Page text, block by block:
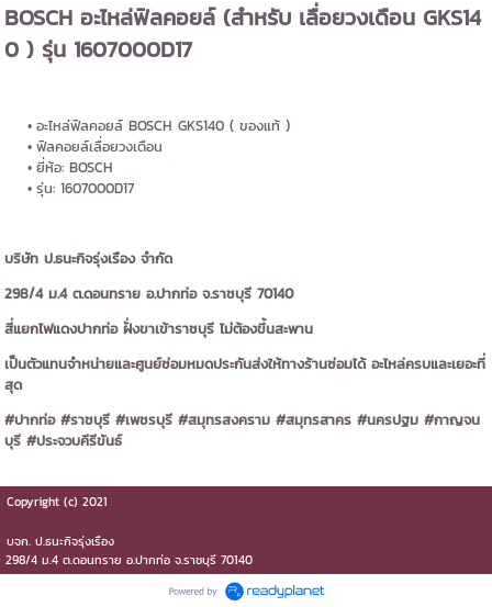
BOSCH อะไหล่ฟิลคอยล์ (สำหรับ เลื่อยวงเดือน GKS14
0 ) รุ่น 1607000D17
อะไหล่ฟิลคอยล์ BOSCH GKS140 ( ของแท้ )
ฟิลคอยล์เลื่อยวงเดือน
ยี่ห้อ: BOSCH
รุ่น: 1607000D17
บริษัท ป.ธนะกิจรุ่งเรือง จำกัด
298/4 ม.4 ต.ดอนทราย อ.ปากท่อ จ.ราชบุรี 70140
สี่แยกไฟแดงปากท่อ ฝั่งขาเข้าราชบุรี ไม่ต้องขึ้นสะพาน
เป็นตัวแทนจำหน่ายและศูนย์ซ่อมหมดประกันส่งให้ทางร้านซ่อมได้ อะไหล่ครบและเยอะที่
สุด
#ปากท่อ #ราชบุรี #เพชรบุรี #สมุทรสงคราม #สมุทรสาคร #นครปฐม #กาญจน
บุรี #ประจวบคีรีขันธ์
Copyright (c) 2021
บจก.​ ป.ธนะกิจรุ่งเรือง
298/4 ม.4 ต.ดอนทราย​ อ.ปากท่อ​ จ.ราชบุรี​ 70140